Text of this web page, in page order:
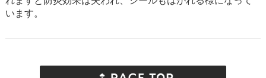
います。